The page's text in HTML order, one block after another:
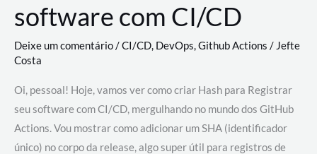
software com CI/CD
Deixe um comentário/CI/CD, DevOps,Github Actions /Jefte
Costa
Oi, pessoal! Hoje, vamos ver como criar Hash para Registrar
seu software com CI/CD, mergulhando no mundo dos GitHub
Actions. Vou mostrar como adicionar um SHA (identificador
único) no corpo da release, algo super útil para registros de